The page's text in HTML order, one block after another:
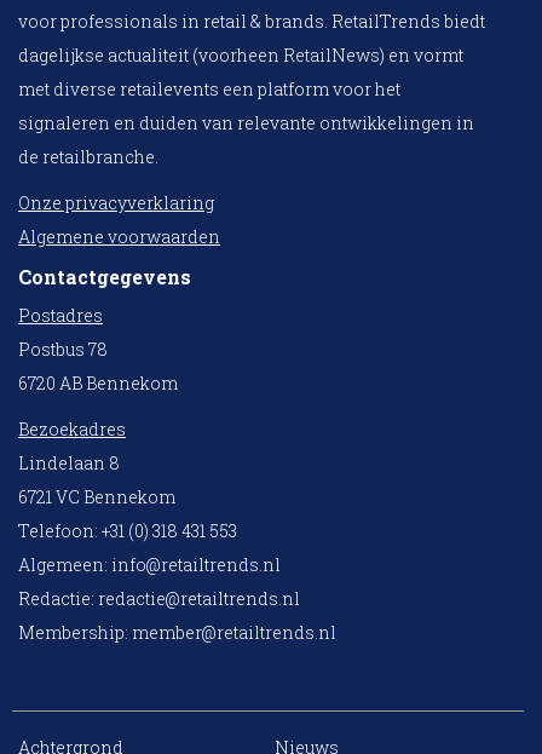
voor professionals in retail & brands. RetailTrends biedt
dagelijkse actualiteit (voorheen RetailNews) en vormt
met diverse retailevents een platform voor het
signaleren en duiden van relevante ontwikkelingen in
de retailbranche.
Onze privacyverklaring
Algemene voorwaarden
Contactgegevens
Postadres
Postbus 78
6720 AB Bennekom
Bezoekadres
Lindelaan 8
6721 VC Bennekom
Telefoon: +31 (0) 318 431 553
Algemeen: info@retailtrends.nl
Redactie: redactie@retailtrends.nl
Membership: member@retailtrends.nl
Achtergrond Nieuws